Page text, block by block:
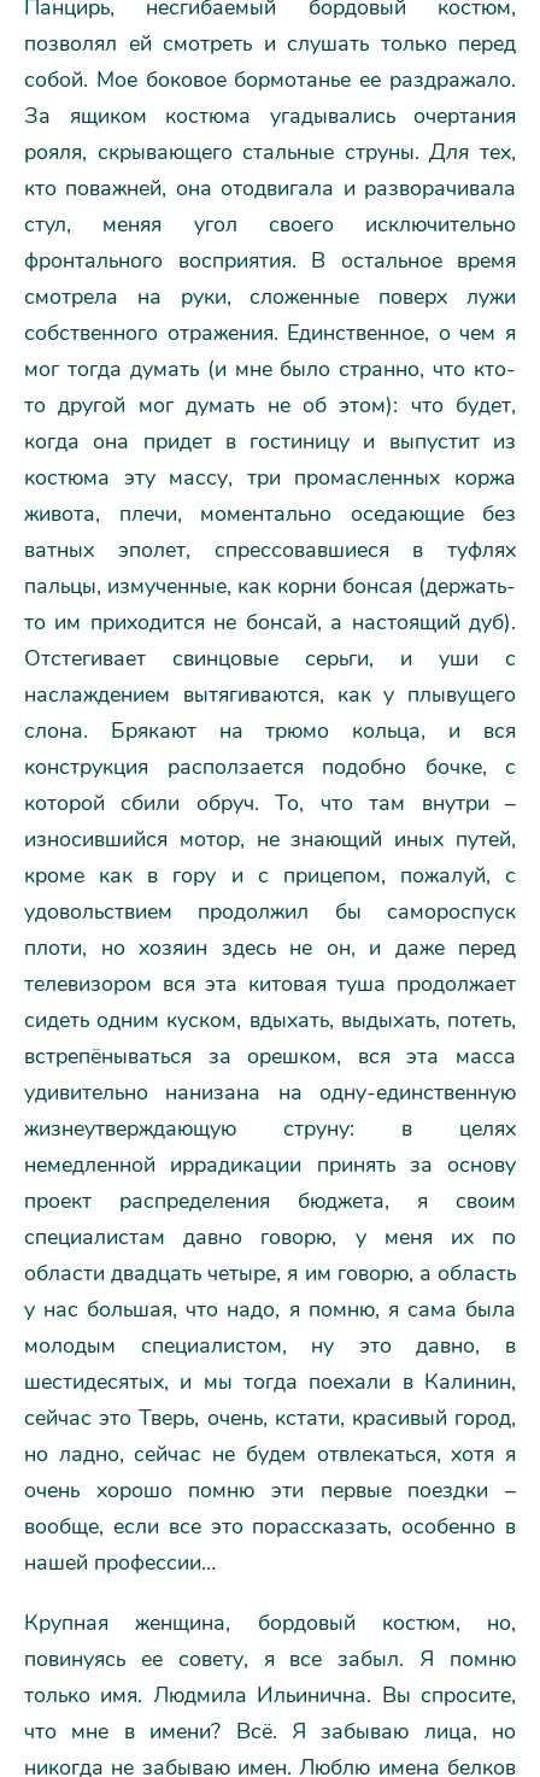
Панцирь, несгибаемый бордовый костюм,
позволял ей смотреть и слушать только перед
собой. Мое боковое бормотанье ее раздражало.
За ящиком костюма угадывались очертания
рояля, скрывающего стальные струны.Для тех,
кто поважней, она отодвигала и разворачивала
стул, меняя угол своего исключительно
фронтального восприятия. В остальное время
смотрела на руки, сложенные поверх лужи
собственного отражения. Единственное, о чем я
мог тогда думать (и мне было странно, что кто-
то другой мог думать не об этом): что будет,
когда она придет в гостиницу и выпустит из
костюма эту массу, три промасленных коржа
живота, плечи, моментально оседающие без
ватных эполет, спрессовавшиеся в туфлях
пальцы, измученные, как корни бонсая (держать-
то им приходится не бонсай, а настоящий дуб).
Отстегивает свинцовые серьги, и уши с
наслаждением вытягиваются, как у плывущего
слона. Брякают на трюмо кольца, и вся
конструкция расползается подобно бочке, с
которой сбили обруч. То, что там внутри –
износившийся мотор, не знающий иных путей,
кроме как в гору и с прицепом, пожалуй, с
удовольствием продолжил бы самороспуск
плоти, но хозяин здесь не он, и даже перед
телевизором вся эта китовая туша продолжает
сидеть одним куском, вдыхать, выдыхать, потеть,
встрепёнываться за орешком, вся эта масса
удивительно нанизана на одну-единственную
жизнеутверждающую струну: в целях
немедленной иррадикации принять за основу
проект распределения бюджета, я своим
специалистам давно говорю, у меня их по
области двадцать четыре, я им говорю, а область
у нас большая, что надо, я помню, я сама была
молодым специалистом, ну это давно, в
шестидесятых, и мы тогда поехали в Калинин,
сейчас это Тверь, очень, кстати, красивый город,
но ладно, сейчас не будем отвлекаться, хотя я
очень хорошо помню эти первые поездки –
вообще, если все это порассказать, особенно в
нашей профессии…
Крупная женщина, бордовый костюм, но,
повинуясь ее совету, я все забыл. Я помню
только имя. Людмила Ильинична. Вы спросите,
что мне в имени? Всё. Я забываю лица, но
никогда не забываю имен. Люблю имена белков